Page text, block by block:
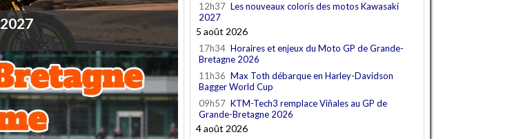
2027
12h37 Les nouveaux coloris des motos Kawasaki
2027
5 août 2026
17h34 Horaires et enjeux du Moto GP de Grande-
Bretagne 2026
11h36 Max Toth débarque en Harley-Davidson
Bagger World Cup
09h57 KTM-Tech3 remplace Viñales au GP de
Grande-Bretagne 2026
4 août 2026